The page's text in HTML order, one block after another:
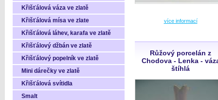
Křišťálová váza ve zlatě
Křišťálová mísa ve zlate
Křišťálová láhev, karafa ve zlatě
Křišťálový džbán ve zlatě
Křišťálový popelník ve zlatě
Mini dárečky ve zlatě
Křišťálová svítidla
Smalt
více informací
Růžový porcelán z
Chodova - Lenka -
štíhlá